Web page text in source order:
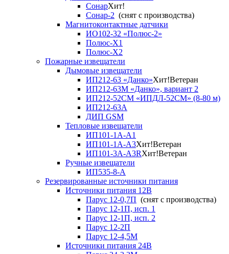
СонарХит!
Сонар-2 (снят с производства)
Магнитоконтактные датчики
ИО102-32 «Полюс-2»
Полюс-X1
Полюс-X2
Пожарные извещатели
Дымовые извещатели
ИП212-63 «Данко»Хит!Ветеран
ИП212-63М «Данко», вариант 2
ИП212-52СМ «ИПДЛ-52СМ» (8-80 м)
ИП212-63А
ДИП GSM
Тепловые извещатели
ИП101-1А-А1
ИП101-1А-А3Хит!Ветеран
ИП101-3А-А3RХит!Ветеран
Ручные извещатели
ИП535-8-А
Резервированные источники питания
Источники питания 12В
Парус 12-0,7П (снят с производства)
Парус 12-1П, исп. 1
Парус 12-1П, исп. 2
Парус 12-2П
Парус 12-4,5М
Источники питания 24В